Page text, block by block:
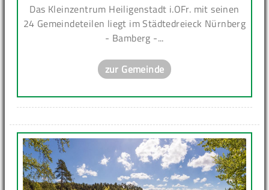
Das Kleinzentrum Heiligenstadt i.OFr. mit seinen
24 Gemeindeteilen liegt im Städtedreieck Nürnberg
- Bamberg -...
zur Gemeinde